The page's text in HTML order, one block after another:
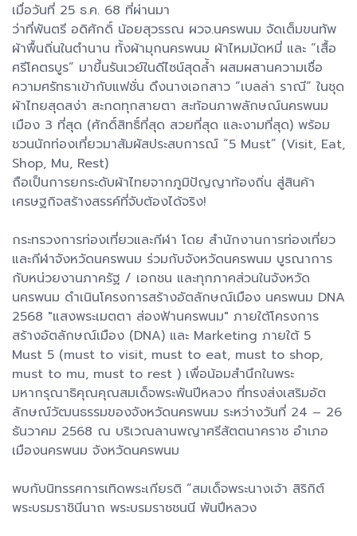
เมื่อวันที่ 25 ธ.ค. 68 ที่ผ่านมา
ว่าที่พันตรี อดิศักดิ์ น้อยสุวรรณ ผวจ.นครพนม จัดเต็มขนทัพ
ผ้าพื้นถิ่นในตำนาน ทั้งผ้ามุกนครพนม ผ้าไหมมัดหมี่ และ “เสื้อ
ศรีโคตรบูร” มาขึ้นรันเวย์ในดีไซน์สุดล้ำ ผสมผสานความเชื่อ
ความศรัทธาเข้ากับแฟชั่น ดึงนางเอกสาว “เบลล่า ราณี” ในชุด
ผ้าไทยสุดสง่า สะกดทุกสายตา สะท้อนภาพลักษณ์นครพนม
เมือง 3 ที่สุด (ศักดิ์สิทธิ์ที่สุด สวยที่สุด และงามที่สุด) พร้อม
ชวนนักท่องเที่ยวมาสัมผัสประสบการณ์ “5 Must” (Visit, Eat,
Shop, Mu, Rest)
​ถือเป็นการยกระดับผ้าไทยจากภูมิปัญญาท้องถิ่น สู่สินค้า
เศรษฐกิจสร้างสรรค์ที่จับต้องได้จริง!
กระทรวงการท่องเที่ยวและกีฬา โดย สำนักงานการท่องเที่ยว
และกีฬาจังหวัดนครพนม ร่วมกับจังหวัดนครพนม บูรณาการ
กับหน่วยงานภาครัฐ / เอกชน และทุกภาคส่วนในจังหวัด
นครพนม ดำเนินโครงการสร้างอัตลักษณ์เมือง นครพนม DNA
2568 "แสงพระเมตตา ส่องฟ้านครพนม" ภายใต้โครงการ
สร้างอัตลักษณ์เมือง (DNA) และ Marketing ภายใต้ 5
Must 5 (must to visit, must to eat, must to shop,
must to mu, must to rest ) เพื่อน้อมสำนึกในพระ
มหากรุณาธิคุณคุณสมเด็จพระพันปีหลวง ที่ทรงส่งเสริมอัต
ลักษณ์วัฒนธรรมของจังหวัดนครพนม ระหว่างวันที่ 24 – 26
ธันวาคม 2568 ณ บริเวณลานพญาศรีสัตตนาคราช อำเภอ
เมืองนครพนม จังหวัดนครพนม
พบกับนิทรรศการเทิดพระเกียรติ “สมเด็จพระนางเจ้า สิริกิต์
พระบรมราชินีนาถ พระบรมราชชนนี พันปีหลวง